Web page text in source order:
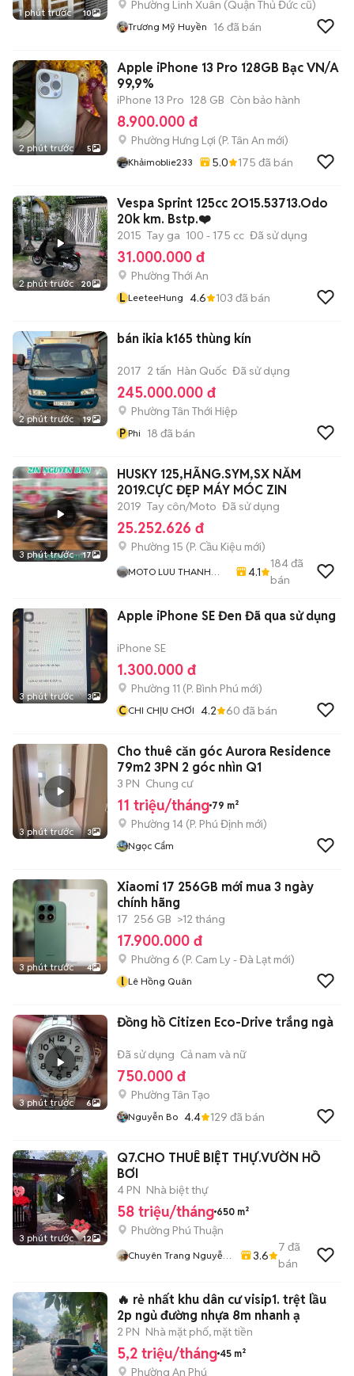
1 phút trước 10
Phường Linh Xuân (Quận Thủ Đức cũ)
Trương Mỹ Huyền 16 đã bán
2 phút trước 5
Apple iPhone 13 Pro 128GB Bạc VN/A
99,9%
iPhone 13 Pro 128 GB Còn bảo hành
8.900.000 đ
Phường Hưng Lợi (P. Tân An mới)
Khảimoblie233 5.0 175 đã bán
2 phút trước 20
Vespa Sprint 125cc 2O15.53713.Odo
20k km. Bstp.❤️
2015 Tay ga 100 - 175 cc Đã sử dụng
31.000.000 đ
Phường Thới An
L LeeteeHung 4.6 103 đã bán
2 phút trước 19
bán ikia k165 thùng kín
2017 2 tấn Hàn Quốc Đã sử dụng
245.000.000 đ
Phường Tân Thới Hiệp
P Phi 18 đã bán
3 phút trước 17
HUSKY 125,HÃNG.SYM,SX NĂM
2019.CỰC ĐẸP MÁY MÓC ZIN
2019 Tay côn/Moto Đã sử dụng
25.252.626 đ
Phường 15 (P. Cầu Kiệu mới)
MOTO LUU THANH
Hoang Van Thu , PN ,
4.1
184đã
bán
3 phút trước 3
Apple iPhone SE Đen Đã qua sử dụng
iPhone SE
1.300.000 đ
Phường 11 (P. Bình Phú mới)
CCHI CHỊU CHƠI 4.2 60 đã bán
3 phút trước 3
Cho thuê căn góc Aurora Residence
79m2 3PN 2 góc nhìn Q1
3 PN Chung cư
11 triệu/tháng 79 m²
Phường 14 (P. Phú Định mới)
Ngọc Cẩm
3 phút trước 4
Xiaomi 17 256GB mới mua 3 ngày
chính hãng
17 256 GB >12 tháng
17.900.000 đ
Phường 6 (P. Cam Ly - Đà Lạt mới)
l Lê Hồng Quân
3 phút trước 6
Đồng hồ Citizen Eco-Drive trắng ngà
Đã sử dụng Cả nam và nữ
750.000 đ
Phường Tân Tạo
Nguyễn Bo 4.4 129 đã bán
3 phút trước 12
Q7.CHO THUÊ BIỆT THỰ.VƯỜN HỒ
BƠI
4 PN Nhà biệt thự
58 triệu/tháng 650 m²
Phường Phú Thuận
Chuyên Trang Nguyễn
3.6
7 đã
bán
🔥 rẻ nhất khu dân cư visip1. trệt lầu
2p ngủ đường nhựa 8m nhanh ạ
2 PN Nhà mặt phố, mặt tiền
5,2 triệu/tháng 45 m²
Phường An Phú